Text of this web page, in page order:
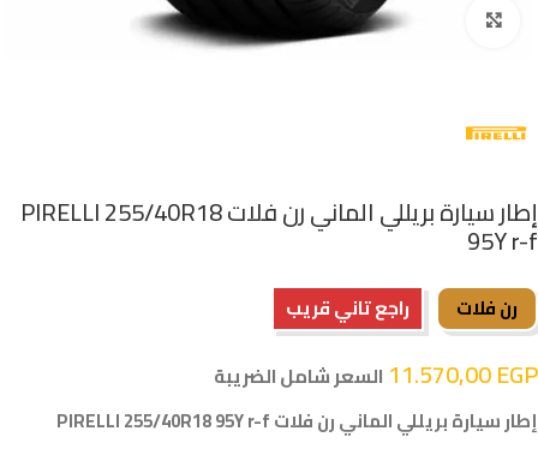
اضغط للتكبير
إطار سيارة بريللي الماني رن فلات PIRELLI 255/40R18
95Y r-f
رن فلات راجع تاني قريب
11.570,00EGP
السعر شامل الضريبة
إطار سيارة بريللي الماني رن فلات PIRELLI 255/40R18 95Y r-f